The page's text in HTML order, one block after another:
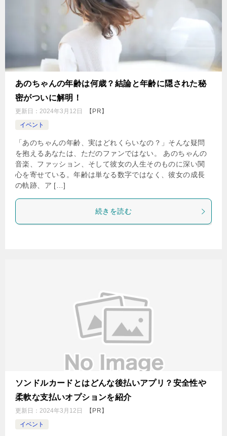
あのちゃんの年齢は何歳？結論と年齢に隠された秘
密がついに解明！
更新日： 2024年3月12日
イベント
【PR】
「あのちゃんの年齢、実はどれくらいなの？」そんな疑問
を抱えるあなたは、ただのファンではない。 あのちゃんの
音楽、ファッション、そして彼女の人生そのものに深い関
心を寄せている。年齢は単なる数字ではなく、彼女の成長
の軌跡、ア […]
続きを読む
ソンドルカードとはどんな後払いアプリ？安全性や
柔軟な支払いオプションを紹介
更新日： 2024年3月12日
イベント
【PR】